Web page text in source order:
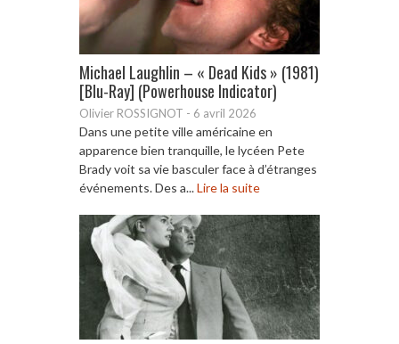
Michael Laughlin – « Dead Kids » (1981)
[Blu-Ray] (Powerhouse Indicator)
Olivier ROSSIGNOT - 6 avril 2026
Dans une petite ville américaine en
apparence bien tranquille, le lycéen Pete
Brady voit sa vie basculer face à d’étranges
événements. Des a...Lire la suite